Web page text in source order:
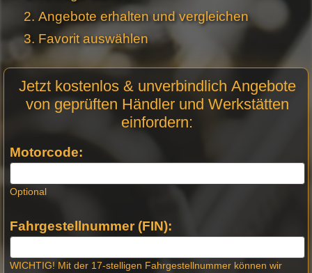
Angebote erhalten und vergleichen
Favorit auswählen
Anfrage
Stellen -
Jetzt kostenlos & unverbindlich Angebote
von geprüften Händler und Werkstätten
einfordern:
Motorcode:
Optional
Fahrgestellnummer (FIN):
WICHTIG! Mit der 17-stelligen Fahrgestellnummer können wir